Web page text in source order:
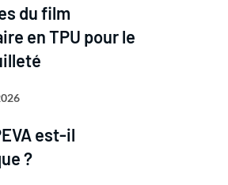
du film
en TPU pour le
est-il
?